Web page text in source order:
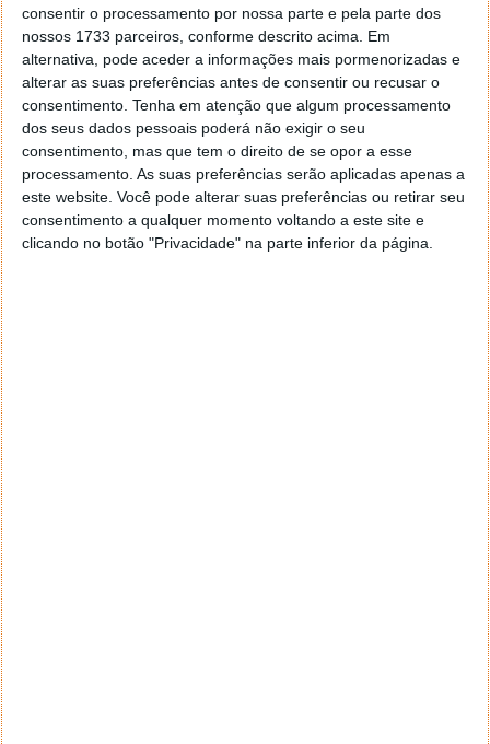
consentir o processamento por nossa parte e pela parte dos
nossos 1733 parceiros, conforme descrito acima. Em
alternativa, pode aceder a informações mais pormenorizadas e
alterar as suas preferências antes de consentir ou recusar o
consentimento. Tenha em atenção que algum processamento
dos seus dados pessoais poderá não exigir o seu
consentimento, mas que tem o direito de se opor a esse
processamento. As suas preferências serão aplicadas apenas a
este website. Você pode alterar suas preferências ou retirar seu
consentimento a qualquer momento voltando a este site e
clicando no botão "Privacidade" na parte inferior da página.
A desativação do principal vetor de ataque do
Emotet fez com que os seus operadores
procurassem novas formas de comprometer
os seus alvos. O grupo Mealybug começou a
fazer experiências com ficheiros LNK e XLL
maliciosos. Em 2023, os operadores do
Emotet executaram três campanhas distintas
de spam malicioso (ou ‘malspam’), onde cada
uma testava uma via de invasão e técnica de
engenharia social ligeiramente diferentes.